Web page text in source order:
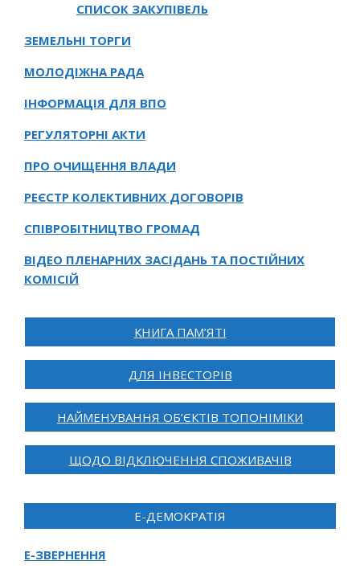
СПИСОК ЗАКУПІВЕЛЬ
ЗЕМЕЛЬНІ ТОРГИ
МОЛОДІЖНА РАДА
ІНФОРМАЦІЯ ДЛЯ ВПО
РЕГУЛЯТОРНІ АКТИ
ПРО ОЧИЩЕННЯ ВЛАДИ
РЕЄСТР КОЛЕКТИВНИХ ДОГОВОРІВ
СПІВРОБІТНИЦТВО ГРОМАД
ВІДЕО ПЛЕНАРНИХ ЗАСІДАНЬ ТА ПОСТІЙНИХ
КОМІСІЙ
КНИГА ПАМ’ЯТІ
ДЛЯ ІНВЕСТОРІВ
НАЙМЕНУВАННЯ ОБ’ЄКТІВ ТОПОНІМІКИ
ЩОДО ВІДКЛЮЧЕННЯ СПОЖИВАЧІВ
Е-ДЕМОКРАТІЯ
Е-ЗВЕРНЕННЯ